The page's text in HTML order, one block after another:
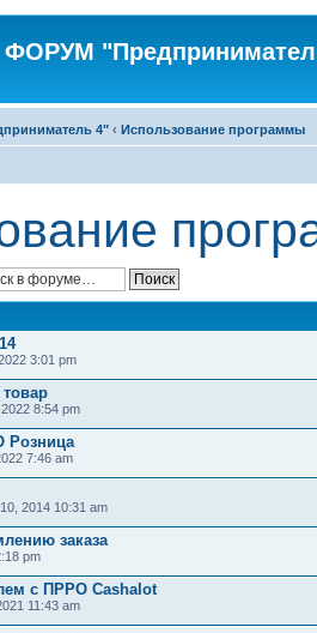
ФОРУМ
4" ‹ Использование программы
3:01 pm
8:54 pm
Розница
7:46 am
2014 10:31 am
заказа
pm
с ПРРО Cashalot
11:43 am